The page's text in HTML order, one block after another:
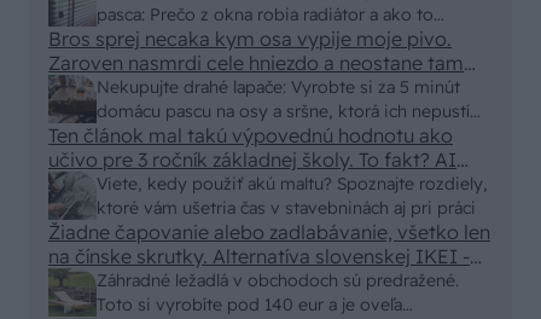
pasca: Prečo z okna robia radiátor a ako to
vyriešiť za pár eur?
250x150cm. Čínsky predajcovia idú okolo 100
eur kus.
Nekupujte drahé lapače: Vyrobte si za 5 minút
domácu pascu na osy a sršne, ktorá ich nepustí
von
Bros sprej necaka kym osa vypije moje pivo.
Zaroven nasmrdi cele hniezdo a neostane tam
nic zive. Vasa pasca naucinke moc efektivne.
Skor pritiahne slimaky
Viete, kedy použiť akú maltu? Spoznajte rozdiely,
ktoré vám ušetria čas v stavebninách aj pri práci
Ten článok mal takú výpovednú hodnotu ako
učivo pre 3 ročník základnej školy. To fakt? AI
alebo nejaka kniha z VŠ? Dnešné rychlotvrdnuce
malty - pevnosť 40 Mpa a doba schnutia tak 15
minut , k tomu vodotesné s kryštálikou. A rozdiel
- schnutie a zretie. Nič?
Záhradné ležadlá v obchodoch sú predražené.
Toto si vyrobíte pod 140 eur a je oveľa
Žiadne čapovanie alebo zadlabávanie, všetko len
na čínske skrutky. Alternatíva slovenskej IKEI -
čo sa týka pevnosti. Autor si nedal veľa námahy s
remeselným spracovaním, škoda. No lepšie než